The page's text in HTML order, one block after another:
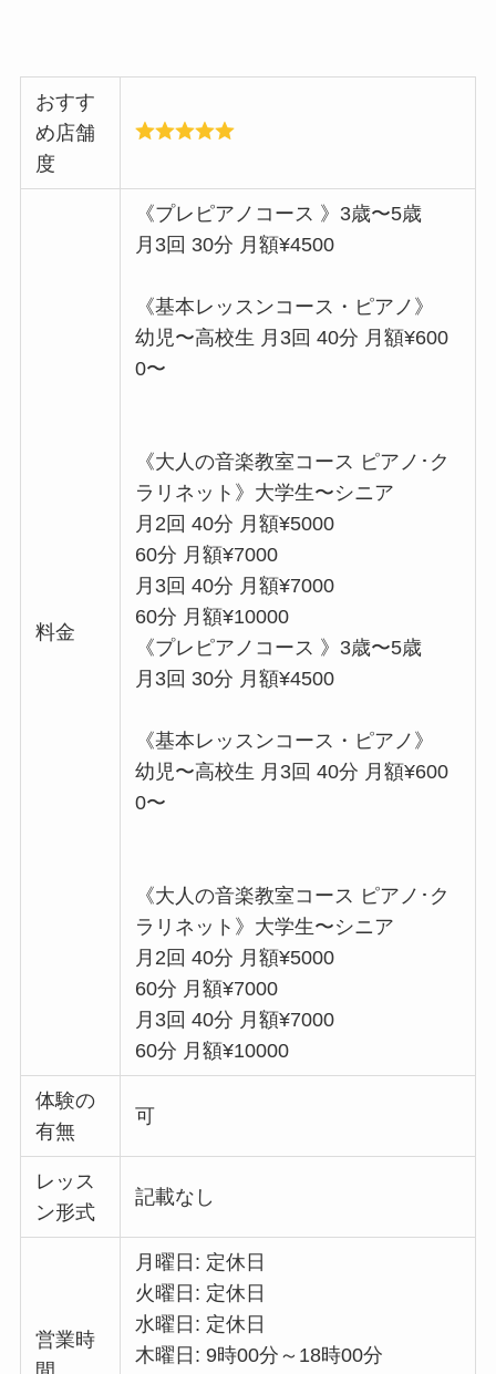
おすす
め店舗
度
料金
《プレピアノコース 》3歳〜5歳
月3回 30分 月額¥4500
《基本レッスンコース・ピアノ》
幼児〜高校生 月3回 40分 月額¥600
0〜
《大人の音楽教室コース ピアノ･ク
ラリネット》大学生〜シニア
月2回 40分 月額¥5000
60分 月額¥7000
月3回 40分 月額¥7000
60分 月額¥10000
《プレピアノコース 》3歳〜5歳
月3回 30分 月額¥4500
《基本レッスンコース・ピアノ》
幼児〜高校生 月3回 40分 月額¥600
0〜
《大人の音楽教室コース ピアノ･ク
ラリネット》大学生〜シニア
月2回 40分 月額¥5000
60分 月額¥7000
月3回 40分 月額¥7000
60分 月額¥10000
体験の
有無
可
レッス
ン形式
記載なし
営業時
月曜日: 定休日
火曜日: 定休日
水曜日: 定休日
木曜日: 9時00分～18時00分